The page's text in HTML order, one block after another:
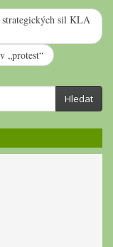
sil KLA
„protest“
Hledat